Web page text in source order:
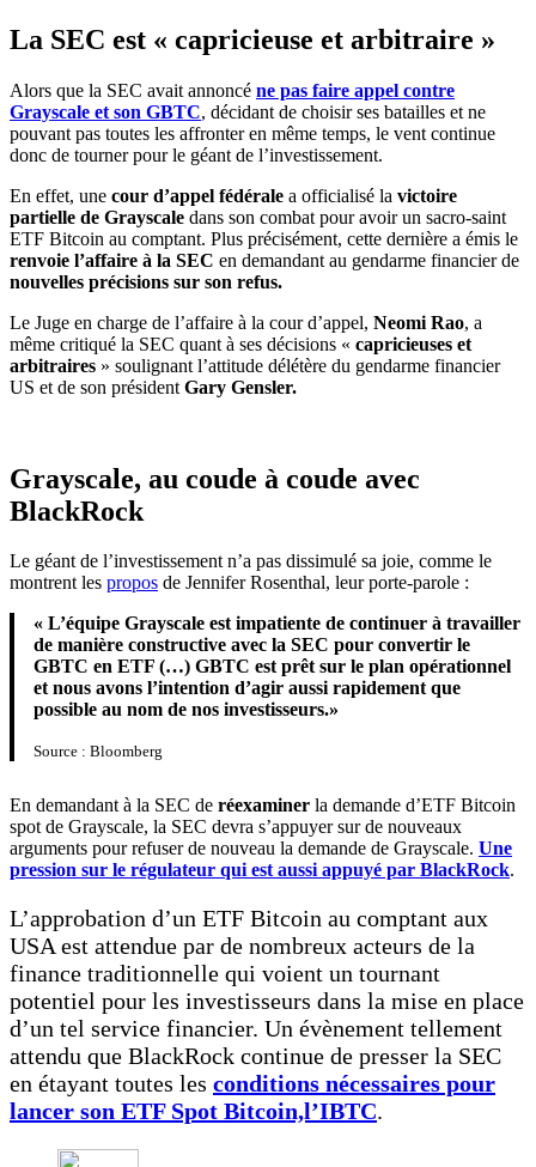
La SEC est « capricieuse et arbitraire »
Alors que la SEC avait annoncé ne pas faire appel contre
Grayscale et son GBTC, décidant de choisir ses batailles et ne
pouvant pas toutes les affronter en même temps, le vent continue
donc de tourner pour le géant de l’investissement.
En effet, une cour d’appel fédérale a officialisé la victoire
partielle de Grayscale dans son combat pour avoir un sacro-saint
ETF Bitcoin au comptant. Plus précisément, cette dernière a émis le
renvoie l’affaire à la SEC en demandant au gendarme financier de
nouvelles précisions sur son refus.
Le Juge en charge de l’affaire à la cour d’appel, Neomi Rao, a
même critiqué la SEC quant à ses décisions « capricieuses et
arbitraires » soulignant l’attitude délétère du gendarme financier
US et de son président Gary Gensler.
Grayscale, au coude à coude avec
BlackRock
Le géant de l’investissement n’a pas dissimulé sa joie, comme le
montrent les propos de Jennifer Rosenthal, leur porte-parole :
« L’équipe Grayscale est impatiente de continuer à travailler
de manière constructive avec la SEC pour convertir le
GBTC en ETF (…) GBTC est prêt sur le plan opérationnel
et nous avons l’intention d’agir aussi rapidement que
possible au nom de nos investisseurs.»
Source : Bloomberg
En demandant à la SEC de réexaminer la demande d’ETF Bitcoin
spot de Grayscale, la SEC devra s’appuyer sur de nouveaux
arguments pour refuser de nouveau la demande de Grayscale. Une
pression sur le régulateur qui est aussi appuyé par BlackRock.
L’approbation d’un ETF Bitcoin au comptant aux
USA est attendue par de nombreux acteurs de la
finance traditionnelle qui voient un tournant
potentiel pour les investisseurs dans la mise en place
d’un tel service financier. Un évènement tellement
attendu que BlackRock continue de presser la SEC
en étayant toutes les conditions nécessaires pour
lancer son ETF Spot Bitcoin,l’IBTC.